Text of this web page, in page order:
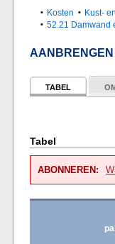
Kosten
Kust-
52.21 Damwand
TABEL
Tabel
ABONNEREN: